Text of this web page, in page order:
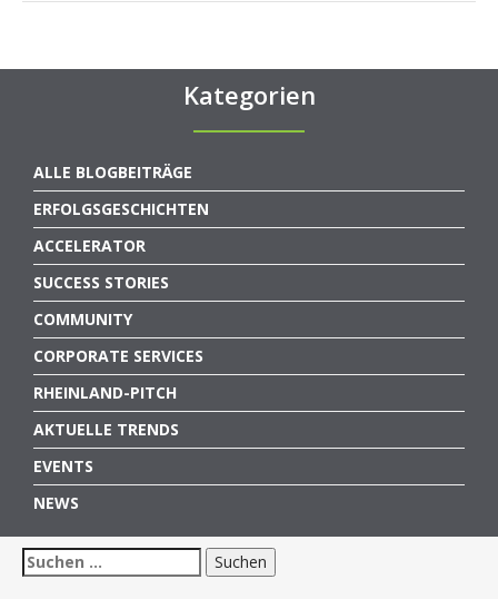
Kategorien
ALLE BLOGBEITRÄGE
ERFOLGSGESCHICHTEN
ACCELERATOR
SUCCESS STORIES
COMMUNITY
CORPORATE SERVICES
RHEINLAND-PITCH
AKTUELLE TRENDS
EVENTS
NEWS
Suchen
nach: